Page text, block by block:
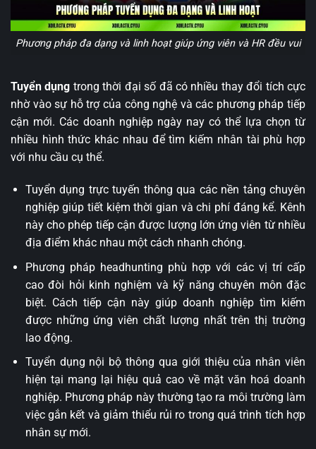
Phương pháp đa dạng và linh hoạt giúp ứng viên và HR đều vui
Tuyển dụng trong thời đại số đã có nhiều thay đổi tích cực
nhờ vào sự hỗ trợ của công nghệ và các phương pháp tiếp
cận mới. Các doanh nghiệp ngày nay có thể lựa chọn từ
nhiều hình thức khác nhau để tìm kiếm nhân tài phù hợp
với nhu cầu cụ thể.
Tuyển dụng trực tuyến thông qua các nền tảng chuyên
nghiệp giúp tiết kiệm thời gian và chi phí đáng kể. Kênh
này cho phép tiếp cận được lượng lớn ứng viên từ nhiều
địa điểm khác nhau một cách nhanh chóng.
Phương pháp headhunting phù hợp với các vị trí cấp
cao đòi hỏi kinh nghiệm và kỹ năng chuyên môn đặc
biệt. Cách tiếp cận này giúp doanh nghiệp tìm kiếm
được những ứng viên chất lượng nhất trên thị trường
lao động.
Tuyển dụng nội bộ thông qua giới thiệu của nhân viên
hiện tại mang lại hiệu quả cao về mặt văn hoá doanh
nghiệp. Phương pháp này thường tạo ra môi trường làm
việc gắn kết và giảm thiểu rủi ro trong quá trình tích hợp
nhân sự mới.